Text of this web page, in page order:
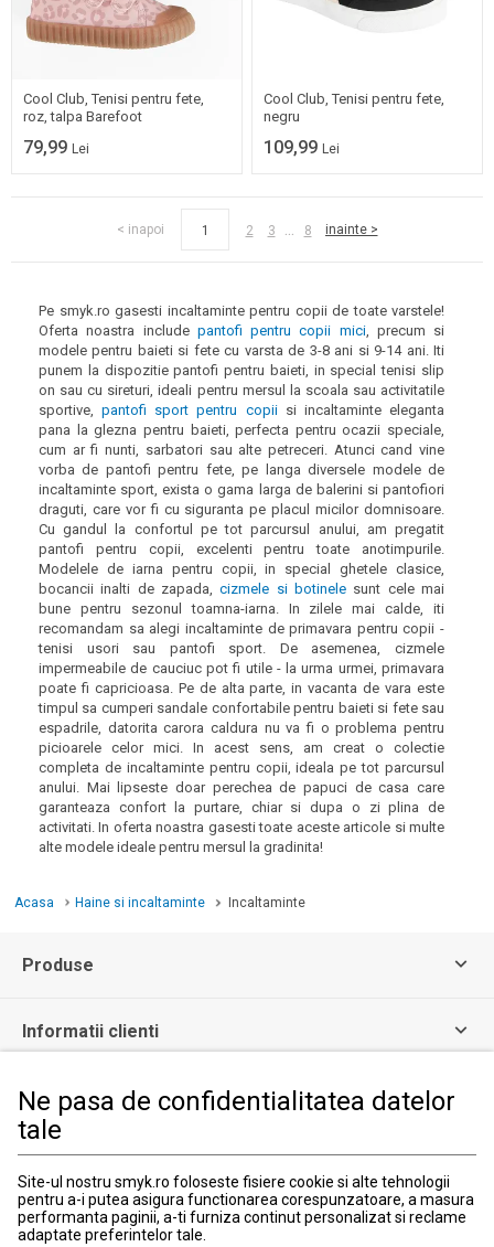
Ne pasa de confidentialitatea datelor
tale
Site-ul nostru smyk.ro foloseste fisiere cookie si alte tehnologii
pentru a-i putea asigura functionarea corespunzatoare, a masura
performanta paginii, a-ti furniza continut personalizat si reclame
adaptate preferintelor tale.
20 21 22
Cool Club, Tenisi pentru fete,
roz, talpa Barefoot
79,99 Lei
Cool Club, Tenisi pentru fete,
negru
109,99 Lei
< inapoi 1 2 3 ... 8 inainte >
Pe smyk.ro gasesti incaltaminte pentru copii de toate varstele!
Oferta noastra include pantofi pentru copii mici, precum si
modele pentru baieti si fete cu varsta de 3-8 ani si 9-14 ani. Iti
punem la dispozitie pantofi pentru baieti, in special tenisi slip
on sau cu sireturi, ideali pentru mersul la scoala sau activitatile
sportive,pantofi sport pentru copiisi incaltaminte eleganta
pana la glezna pentru baieti, perfecta pentru ocazii speciale,
cum ar fi nunti, sarbatori sau alte petreceri. Atunci cand vine
vorba de pantofi pentru fete, pe langa diversele modele de
incaltaminte sport, exista o gama larga de balerini si pantofiori
draguti, care vor fi cu siguranta pe placul micilor domnisoare.
Cu gandul la confortul pe tot parcursul anului, am pregatit
pantofi pentru copii, excelenti pentru toate anotimpurile.
Modelele de iarna pentru copii, in special ghetele clasice,
bocancii inalti de zapada,cizmele si botinele sunt cele mai
bune pentru sezonul toamna-iarna. In zilele mai calde, iti
recomandam sa alegi incaltaminte de primavara pentru copii -
tenisi usori sau pantofi sport. De asemenea, cizmele
impermeabile de cauciuc pot fi utile - la urma urmei, primavara
poate fi capricioasa. Pe de alta parte, in vacanta de vara este
timpul sa cumperi sandale confortabile pentru baieti si fete sau
espadrile, datorita carora caldura nu va fi o problema pentru
picioarele celor mici. In acest sens, am creat o colectie
completa de incaltaminte pentru copii, ideala pe tot parcursul
anului. Mai lipseste doar perechea de papuci de casa care
garanteaza confort la purtare, chiar si dupa o zi plina de
activitati. In oferta noastra gasesti toate aceste articole si multe
alte modele ideale pentru mersul la gradinita!
Acasa Haine si incaltaminte Incaltaminte
Produse
Informatii clienti
Informatii legale
Formular de contact
031 40 50 900
Program: